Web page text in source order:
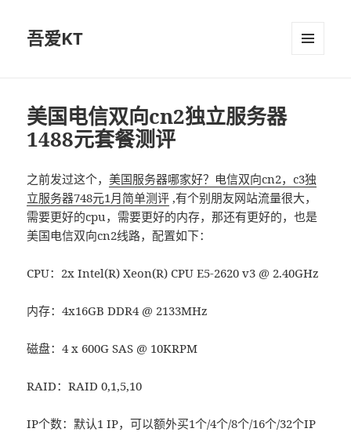
吾爱KT
美国电信双向cn2独立服务器
1488元套餐测评
之前发过这个，美国服务器哪家好？电信双向cn2，c3独
立服务器748元1月简单测评 ,有个别朋友网站流量很大，
需要更好的cpu，需要更好的内存，那还有更好的，也是
美国电信双向cn2线路，配置如下：
CPU：2x Intel(R) Xeon(R) CPU E5-2620 v3 @ 2.40GHz
内存：4x16GB DDR4 @ 2133MHz
磁盘：4 x 600G SAS @ 10KRPM
RAID：RAID 0,1,5,10
IP个数：默认1 IP，可以额外买1个/4个/8个/16个/32个IP